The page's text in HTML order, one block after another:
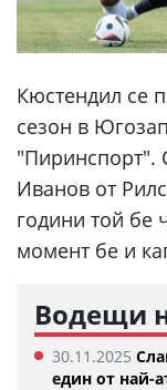
Кюстендил се
сезон в
"Пиринспорт".
Иванов от
години той бе
момент бе и
Водещи
30.11.2025
един от най-